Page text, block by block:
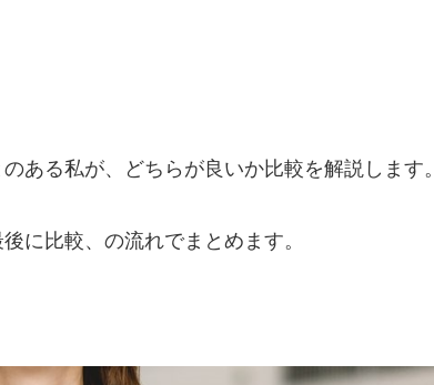
ある私が、どちらが良いか比較を解説します。
に比較、の流れでまとめます。